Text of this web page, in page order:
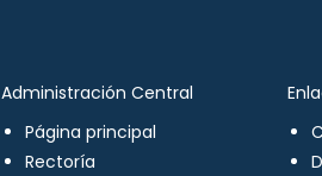
Administración Central
Página principal
Rectoría